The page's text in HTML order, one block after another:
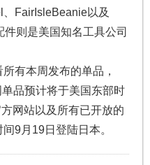
FairIsleBeanie以及
则是美国知名工具公司
有本周发布的单品，
品预计将于美国东部时
网站以及所有已开放的
9月19日登陆日本。